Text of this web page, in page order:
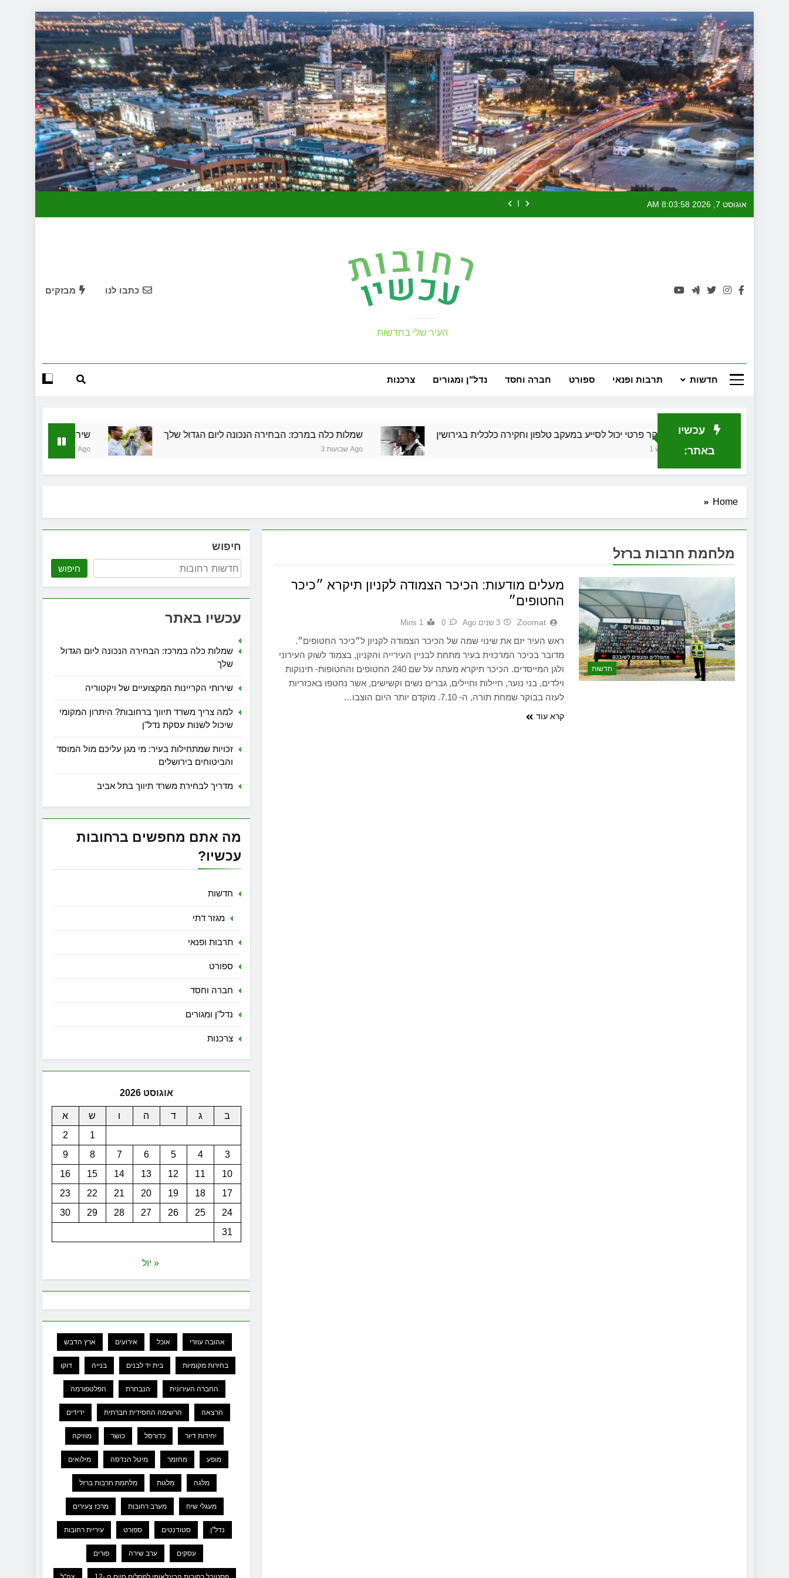
to
content
אוגוסט 7, 2026 8:03:58 AM
שמלות כלה במרכז: הבחירה הנכונה ליום הגדול שלך
למה צריך משרד תיווך ברחובות? היתרון המקומי שיכול לשנות עסקת נדל"ן
העיר שלי בחדשות
כתבו לנו מבזקים
חדשות תרבות ופנאי ספורט חברה וחסד נדל"ן ומגורים צרכנות
עכשיו
באתר:
שמלות כלה במרכז: הבחירה הנכונה ליום הגדול שלך
3 שבועות Ago
שירותי הקריינות המקצועיים של
4 שבועות Ago
כיצד חוקר פרטי יכול לסייע במעקב טלפון וחקירה כלכלית בגירושין
Home
מלחמת חרבות ברזל
חדשות
מעלים מודעות: הכיכר הצמודה לקניון תיקרא ״כיכר
החטופים״
Zoomat 3 שנים Ago 0
1 Mins
ראש העיר יזם את שינוי שמה של הכיכר הצמודה לקניון ל״כיכר החטופים״.
מדובר בכיכר המרכזית בעיר מתחת לבניין העירייה והקניון, בצמוד לשוק העירוני
ולגן המייסדים. הכיכר תיקרא מעתה על שם 240 החטופים והחטופות- תינוקות
וילדים, בני נוער, חיילות וחיילים, גברים נשים וקשישים, אשר נחטפו באכזריות
לעזה בבוקר שמחת תורה, ה- 7.10. מוקדם יותר היום הוצבו…
קרא עוד
חיפוש
חיפוש
עכשיו באתר
שמלות כלה במרכז: הבחירה הנכונה ליום הגדול
שלך
שירותי הקריינות המקצועיים של ויקטוריה
למה צריך משרד תיווך ברחובות? היתרון המקומי
שיכול לשנות עסקת נדל"ן
זכויות שמתחילות בעיר: מי מגן עליכם מול המוסד
והביטוחים בירושלים
מדריך לבחירת משרד תיווך בתל אביב
מה אתם מחפשים ברחובות
עכשיו?
חדשות
מגזר דתי
תרבות ופנאי
ספורט
חברה וחסד
נדל"ן ומגורים
צרכנות
אוגוסט 2026
ב ג ד ה ו ש
א
1
2
3
4
5
6
7
8
9
10
11
12
13
14
15
16
17
18
19
20
21
22
23
24
25
26
27
28
29
30
31
« יול
אהובה עוזרי אוכל אירועים ארץ הדבש
בחירות מקומיות בית יד לבנים בנייה דוקו
החברה העירונית הנבחרת הפלטפורמה
הרצאה הרשימה החסידית חברתית ידידים
יחידות דיור כדורסל כושר מוזיקה
מופע מחזמר מיטל הנדסה מילואים
מלגה מלגות מלחמת חרבות ברזל
מעגלי שיח מערב רחובות מרכז צעירים
נדל"ן סטודנטים ספורט עיריית רחובות
עסקים ערב שירה פורים